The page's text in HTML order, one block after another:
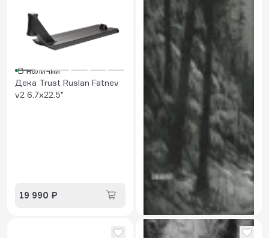
В наличии
Дека Trust Ruslan Fatnev
v2 6.7x22.5"
19 990 ₽
В наличии
Шкурка Trust Forest
900 ₽